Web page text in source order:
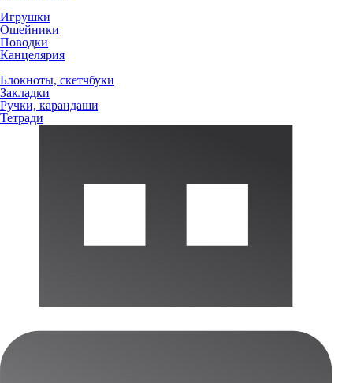
Игрушки
Ошейники
Поводки
Канцелярия
Блокноты, скетчбуки
Закладки
Ручки, карандаши
Тетради